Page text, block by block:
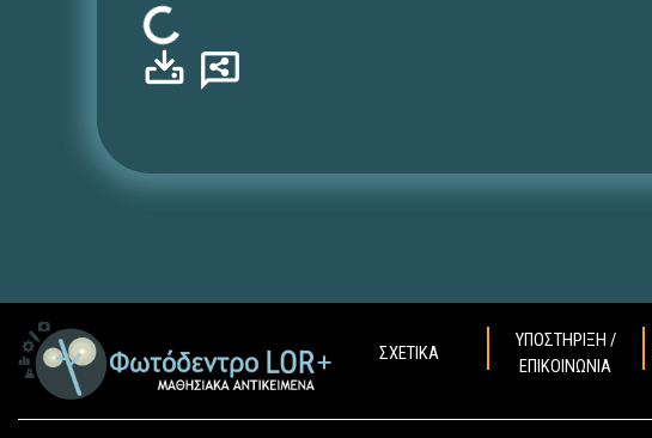
Φόρτωση...
ΣΧΕΤΙΚΑ
ΥΠΟΣΤΗΡΙΞΗ /
ΕΠΙΚΟΙΝΩΝΙΑ